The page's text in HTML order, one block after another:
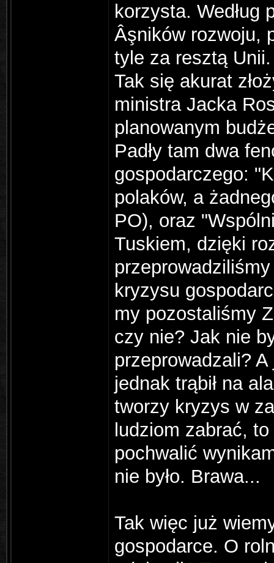
korzysta. Według
Âşników rozwoju,
tyle za resztą
Tak się akurat
ministra Jacka
planowanym
Padły tam dwa
gospodarczego:
polaków, a
PO), oraz
Tuskiem, dzięki
kryzysu
my pozostaliśmy
czy nie? Jak nie
przeprowadzali?
jednak trąbił na
tworzy kryzys w
ludziom zabrać,
pochwalić
nie było. Brawa...
Tak więc już
gospodarce. O